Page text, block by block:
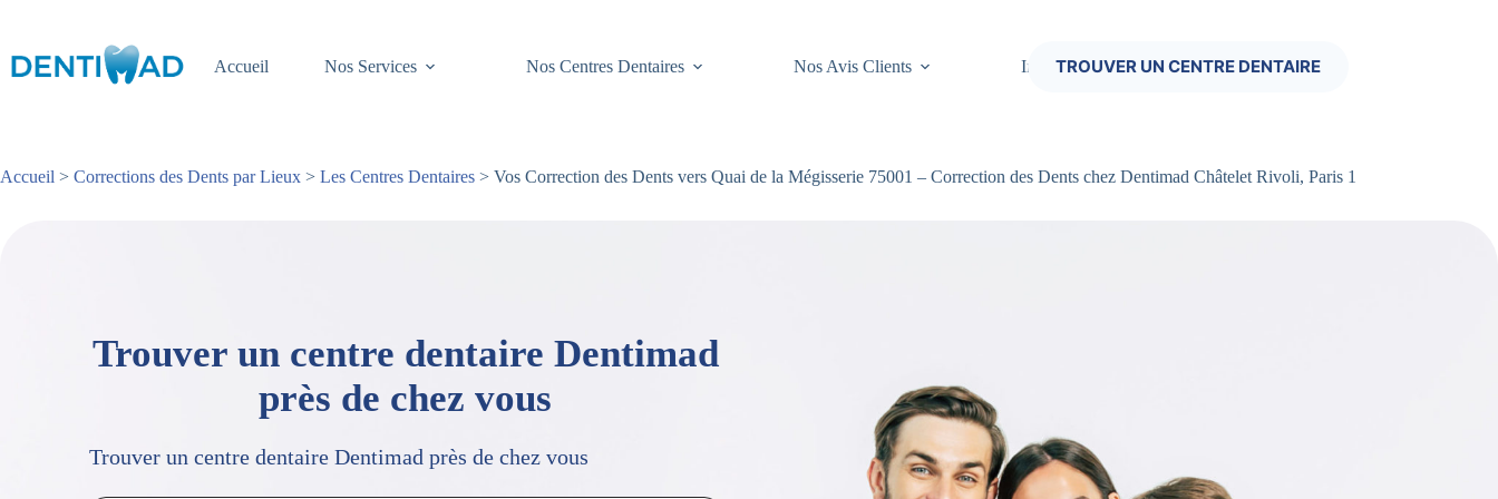
Accueil
Nos Services Nos Centres Dentaires Nos Avis Clients Infos Pratiques
TROUVER UN CENTRE DENTAIRE
Accueil > Corrections des Dents par Lieux > Les Centres Dentaires > Vos Correction des Dents vers Quai de la Mégisserie 75001 – Correction des Dents chez Dentimad Châtelet Rivoli, Paris 1
Trouver un centre dentaire Dentimad
près de chez vous
Trouver un centre dentaire Dentimad près de chez vous